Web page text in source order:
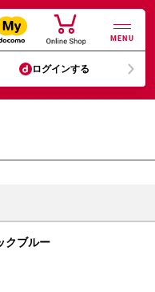
MENU
ログインする
クブルー